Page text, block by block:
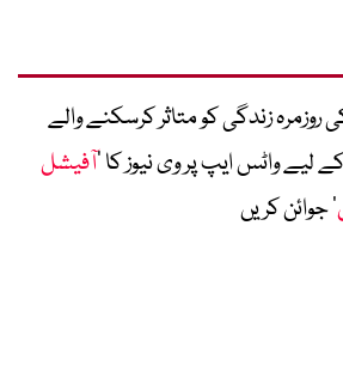
روزمرہ زندگی کو متاثر کرسکنے والے
واٹس ایپ پر وی نیوز کا ’آفیشل
‘ جوائن کریں